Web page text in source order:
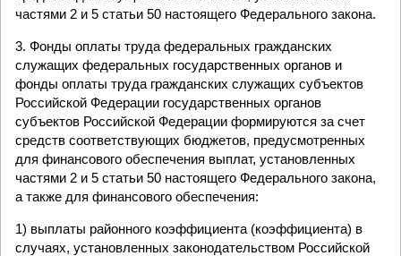
частями 2 и 5 статьи 50 настоящего Федерального закона.
3. Фонды оплаты труда федеральных гражданских
служащих федеральных государственных органов и
фонды оплаты труда гражданских служащих субъектов
Российской Федерации государственных органов
субъектов Российской Федерации формируются за счет
средств соответствующих бюджетов, предусмотренных
для финансового обеспечения выплат, установленных
частями 2 и 5 статьи 50 настоящего Федерального закона,
а также для финансового обеспечения:
1) выплаты районного коэффициента (коэффициента) в
случаях, установленных законодательством Российской